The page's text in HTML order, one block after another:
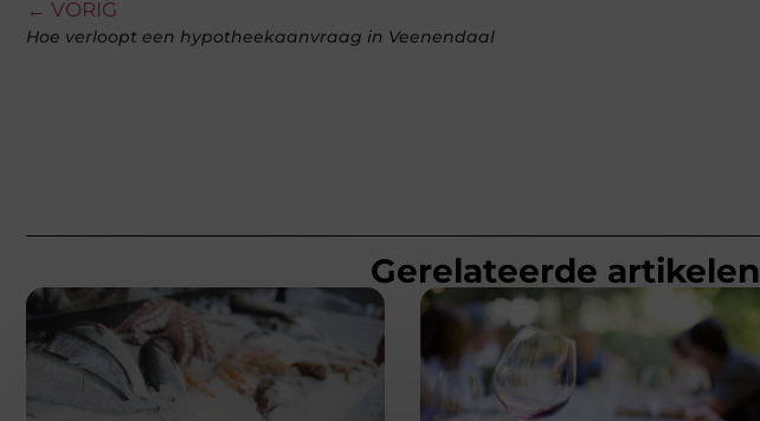
← VORIG
Hoe verloopt een hypotheekaanvraag in Veenendaal
Gerelateerde artikelen